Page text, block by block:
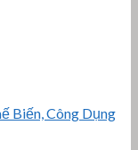
Biến, Công Dụng